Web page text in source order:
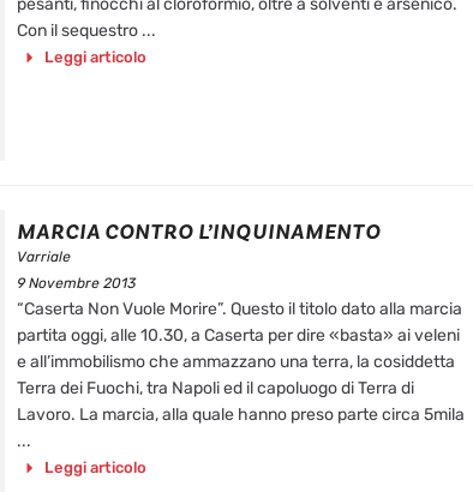
pesanti, finocchi al cloroformio, oltre a solventi e arsenico.
Con il sequestro ...
Leggi articolo
MARCIA CONTRO L’INQUINAMENTO
Varriale
9 Novembre 2013
“Caserta Non Vuole Morire”. Questo il titolo dato alla marcia
partita oggi, alle 10.30, a Caserta per dire «basta» ai veleni
e all’immobilismo che ammazzano una terra, la cosiddetta
Terra dei Fuochi, tra Napoli ed il capoluogo di Terra di
Lavoro. La marcia, alla quale hanno preso parte circa 5mila
...
Leggi articolo